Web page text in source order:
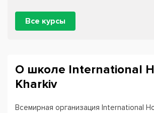
Все курсы
О школе International
Kharkiv
Всемирная организация International